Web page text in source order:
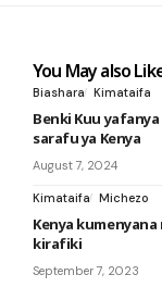
You May also
Biashara Kimataifa
Benki Kuu
sarafu ya Kenya
August 7, 2024
Kimataifa Michezo
Kenya
kirafiki
September 7, 2023